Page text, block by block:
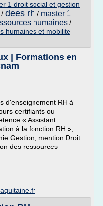
1 droit social et gestion
/ dees rh / master 1
humaines /
humaines et mobilite
| Formations en
d'enseignement RH à
certifiants ou
« Assistant
à la fonction RH »,
Gestion, mention Droit
des ressources